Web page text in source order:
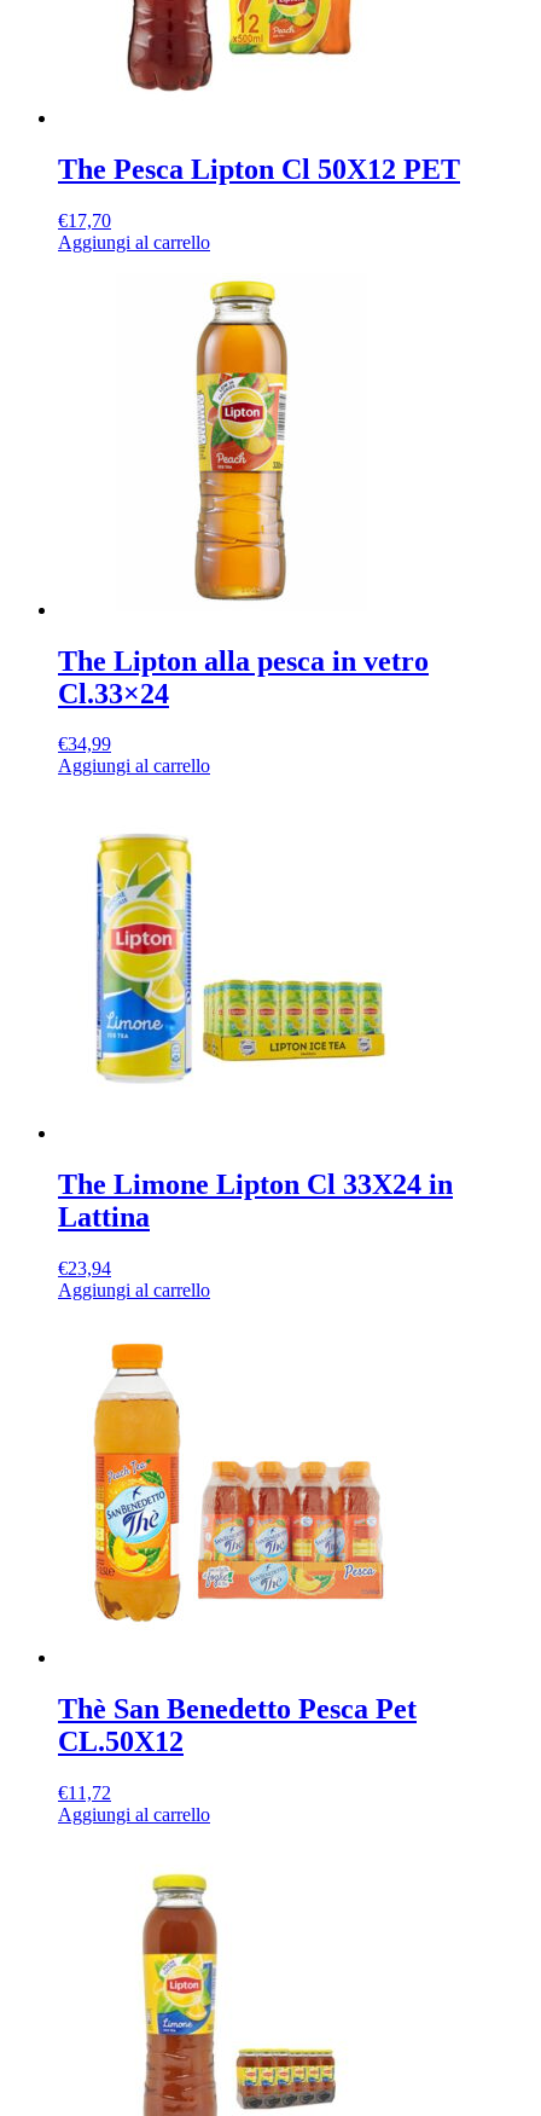
The Pesca Lipton Cl 50X12 PET
€17,70
Aggiungi al carrello
The Lipton alla pesca in vetro
Cl.33×24
€34,99
Aggiungi al carrello
The Limone Lipton Cl 33X24 in
Lattina
€23,94
Aggiungi al carrello
Thè San Benedetto Pesca Pet
CL.50X12
€11,72
Aggiungi al carrello